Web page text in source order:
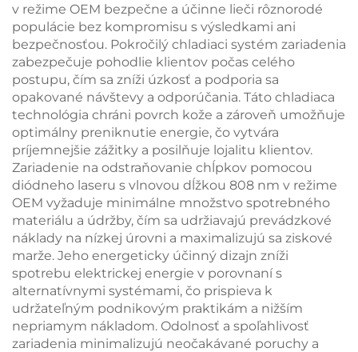
v režime OEM bezpečne a účinne lieči rôznorodé
populácie bez kompromisu s výsledkami ani
bezpečnosťou. Pokročilý chladiaci systém zariadenia
zabezpečuje pohodlie klientov počas celého
postupu, čím sa zníži úzkosť a podporia sa
opakované návštevy a odporúčania. Táto chladiaca
technológia chráni povrch kože a zároveň umožňuje
optimálny preniknutie energie, čo vytvára
príjemnejšie zážitky a posilňuje lojalitu klientov.
Zariadenie na odstraňovanie chĺpkov pomocou
diódneho laseru s vlnovou dĺžkou 808 nm v režime
OEM vyžaduje minimálne množstvo spotrebného
materiálu a údržby, čím sa udržiavajú prevádzkové
náklady na nízkej úrovni a maximalizujú sa ziskové
marže. Jeho energeticky účinný dizajn zníži
spotrebu elektrickej energie v porovnaní s
alternatívnymi systémami, čo prispieva k
udržateľným podnikovým praktikám a nižším
nepriamym nákladom. Odolnosť a spoľahlivosť
zariadenia minimalizujú neočakávané poruchy a